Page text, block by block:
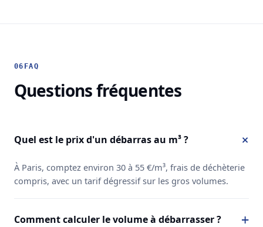
06 FAQ
Questions fréquentes
Quel est le prix d'un débarras au m³ ?
À Paris, comptez environ 30 à 55 €/m³, frais de déchèterie
compris, avec un tarif dégressif sur les gros volumes.
Comment calculer le volume à débarrasser ?